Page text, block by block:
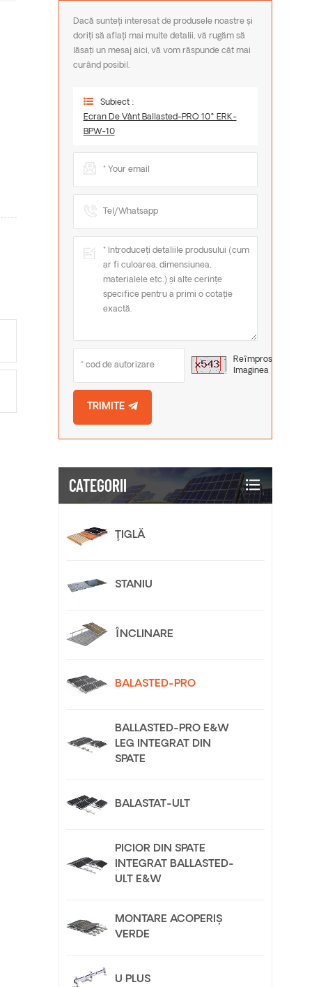
Dacă sunteți interesat de produsele noastre și
doriți să aflați mai multe detalii, vă rugăm să
lăsați un mesaj aici, vă vom răspunde cât mai
curând posibil.
Subiect :
Ecran De Vânt Ballasted-PRO 10° ERK-
BPW-10
Reîmprospătați
Imaginea
TRIMITE
CATEGORII
ŢIGLĂ
STANIU
ÎNCLINARE
BALASTED-PRO
BALLASTED-PRO E&W
LEG INTEGRAT DIN
SPATE
BALASTAT-ULT
PICIOR DIN SPATE
INTEGRAT BALLASTED-
ULT E&W
MONTARE ACOPERIȘ
VERDE
U PLUS